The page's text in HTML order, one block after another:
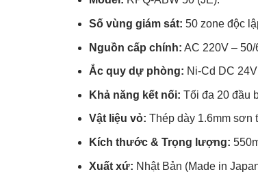
Số vùng giám sát: 50 zone độc
Nguồn cấp chính: AC 220V – 50/
Ắc quy dự phòng: Ni-Cd DC
Khả năng kết nối: Tối đa 20 đầu
Vật liệu vỏ: Thép dày 1.6mm sơn
Kích thước & Trọng lượng:
Xuất xứ: Nhật Bản (Made in